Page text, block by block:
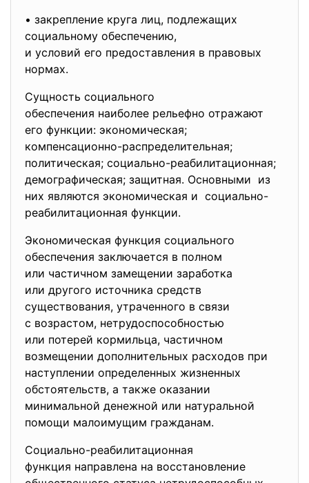
• закрепление круга лиц, подлежащих
социальному обеспечению,
и условий его предоставления в правовых
нормах.
Сущность социального
обеспечения наиболее рельефно отражают
его функции: экономическая;
компенсационно-распределительная;
политическая; социально-реабилитационная;
демографическая; защитная. Основными из
них являются экономическая и социально-
реабилитационная функции.
Экономическая функция социального
обеспечения заключается в полном
или частичном замещении заработка
или другого источника средств
существования, утраченного в связи
с возрастом, нетрудоспособностью
или потерей кормильца, частичном
возмещении дополнительных расходов при
наступлении определенных жизненных
обстоятельств, а также оказании
минимальной денежной или натуральной
помощи малоимущим гражданам.
Социально-реабилитационная
функция направлена на восстановление